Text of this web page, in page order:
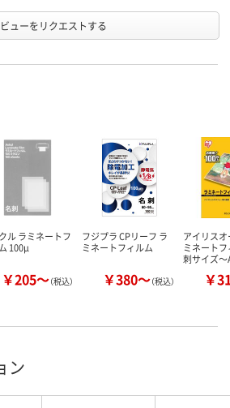
ューをリクエストする
ル ラミネートフ
100μ
￥205～（税込）
フジプラ CPリーフ ラ
ミネートフィルム
￥380～（税込）
アイリス
ミネート
刺サイズ
￥
ン